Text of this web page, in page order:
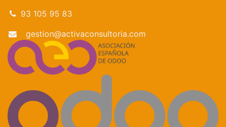
93 105 95 83
gestion@activaconsultoria.com